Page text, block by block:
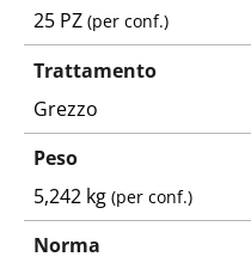
25 PZ(per conf.)
Trattamento
Grezzo
Peso
5,242 kg(per conf.)
Norma